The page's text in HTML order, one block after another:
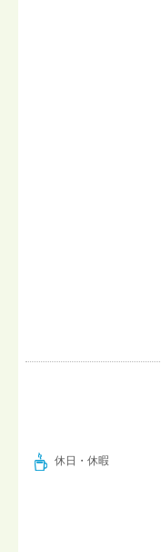
休日・休暇